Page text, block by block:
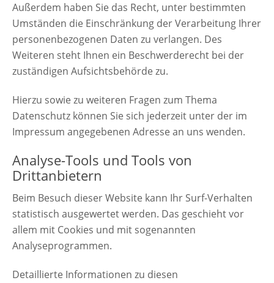
Außerdem haben Sie das Recht, unter bestimmten
Umständen die Einschränkung der Verarbeitung Ihrer
personenbezogenen Daten zu verlangen. Des
Weiteren steht Ihnen ein Beschwerderecht bei der
zuständigen Aufsichtsbehörde zu.
Hierzu sowie zu weiteren Fragen zum Thema
Datenschutz können Sie sich jederzeit unter der im
Impressum angegebenen Adresse an uns wenden.
Analyse-Tools und Tools von
Drittanbietern
Beim Besuch dieser Website kann Ihr Surf-Verhalten
statistisch ausgewertet werden. Das geschieht vor
allem mit Cookies und mit sogenannten
Analyseprogrammen.
Detaillierte Informationen zu diesen